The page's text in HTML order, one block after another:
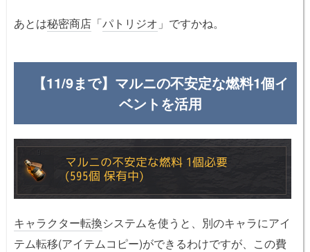
あとは秘密商店 「パトリジオ 」ですかね。
【11/9まで】マルニの不安定な燃料1個イ
ベントを活用
キャラクター転換システムを使うと、別のキャラにアイ
テム転移(アイテムコピー)ができるわけですが、この費